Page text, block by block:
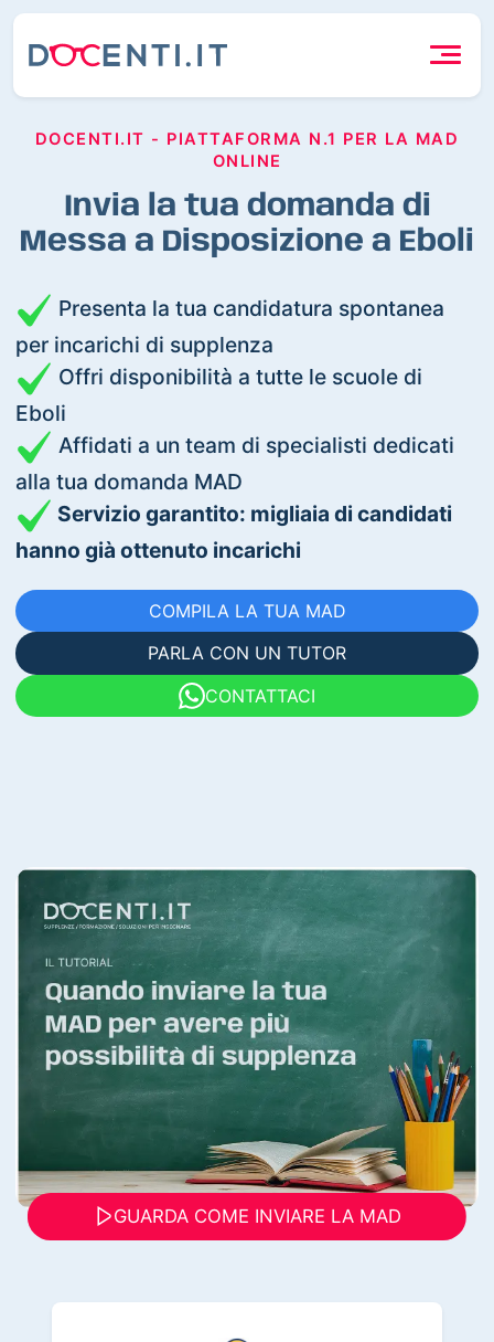
DOCENTI.IT - PIATTAFORMA N.1 PER LA MAD
ONLINE
Invia la tua domanda di
Messa a Disposizione a Eboli
Presenta la tua candidatura spontanea
per incarichi di supplenza
Offri disponibilità a tutte le scuole di
Eboli
Affidati a un team di specialisti dedicati
alla tua domanda MAD
Servizio garantito: migliaia di candidati
hanno già ottenuto incarichi
COMPILA LA TUA MAD
PARLA CON UN TUTOR
CONTATTACI
GUARDA COME INVIARE LA MAD